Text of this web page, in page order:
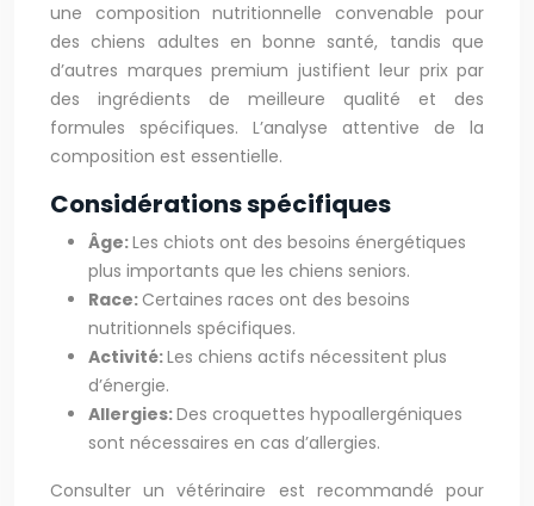
une composition nutritionnelle convenable pour
des chiens adultes en bonne santé, tandis que
d’autres marques premium justifient leur prix par
des ingrédients de meilleure qualité et des
formules spécifiques. L’analyse attentive de la
composition est essentielle.
Considérations spécifiques
Âge:Les chiots ont des besoins énergétiques
plus importants que les chiens seniors.
Race: Certaines races ont des besoins
nutritionnels spécifiques.
Activité:Les chiens actifs nécessitent plus
d’énergie.
Allergies:Des croquettes hypoallergéniques
sont nécessaires en cas d’allergies.
Consulter un vétérinaire est recommandé pour